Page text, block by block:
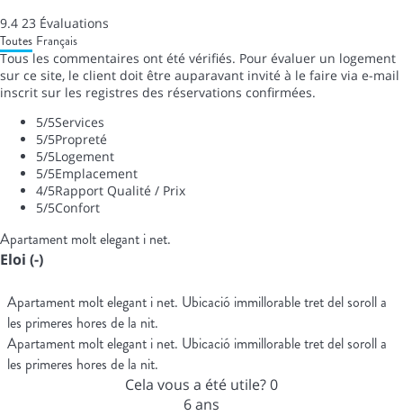
9.4 23 Évaluations
Toutes Français
Tous les commentaires ont été vérifiés. Pour évaluer un logement
sur ce site, le client doit être auparavant invité à le faire via e-mail
inscrit sur les registres des réservations confirmées.
5/5Services
5/5Propreté
5/5Logement
5/5Emplacement
4/5Rapport Qualité / Prix
5/5Confort
Apartament molt elegant i net.
Eloi (-)
Apartament molt elegant i net. Ubicació immillorable tret del soroll a
les primeres hores de la nit.
Apartament molt elegant i net. Ubicació immillorable tret del soroll a
les primeres hores de la nit.
Cela vous a été utile?0
6 ans